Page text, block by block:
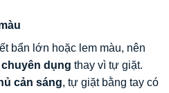
bẩn lớn hoặc lem màu, nên
dụng thay vì tự giặt.
cản sáng, tự giặt bằng tay có